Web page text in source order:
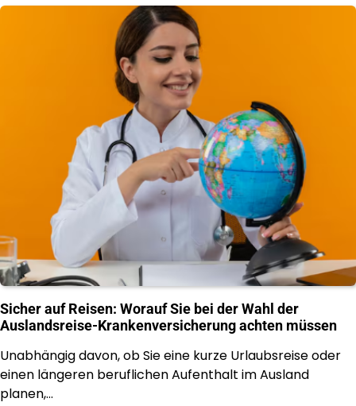
Sicher auf Reisen: Worauf Sie bei der Wahl der
Auslandsreise-Krankenversicherung achten müssen
Unabhängig davon, ob Sie eine kurze Urlaubsreise oder
einen längeren beruflichen Aufenthalt im Ausland
planen,…